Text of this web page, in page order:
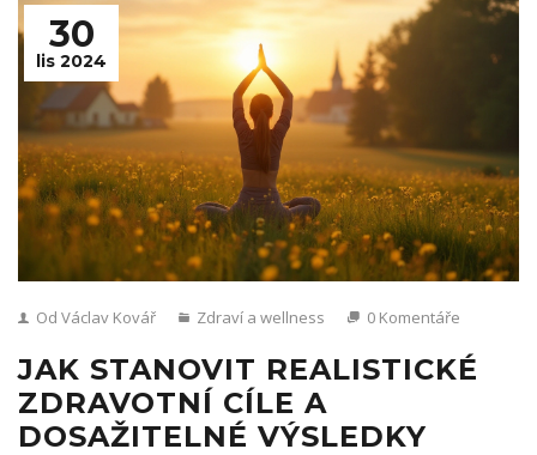
30
lis 2024
Od Václav Kovář Zdraví a wellness 0 Komentáře
JAK STANOVIT REALISTICKÉ
ZDRAVOTNÍ CÍLE A
DOSAŽITELNÉ VÝSLEDKY